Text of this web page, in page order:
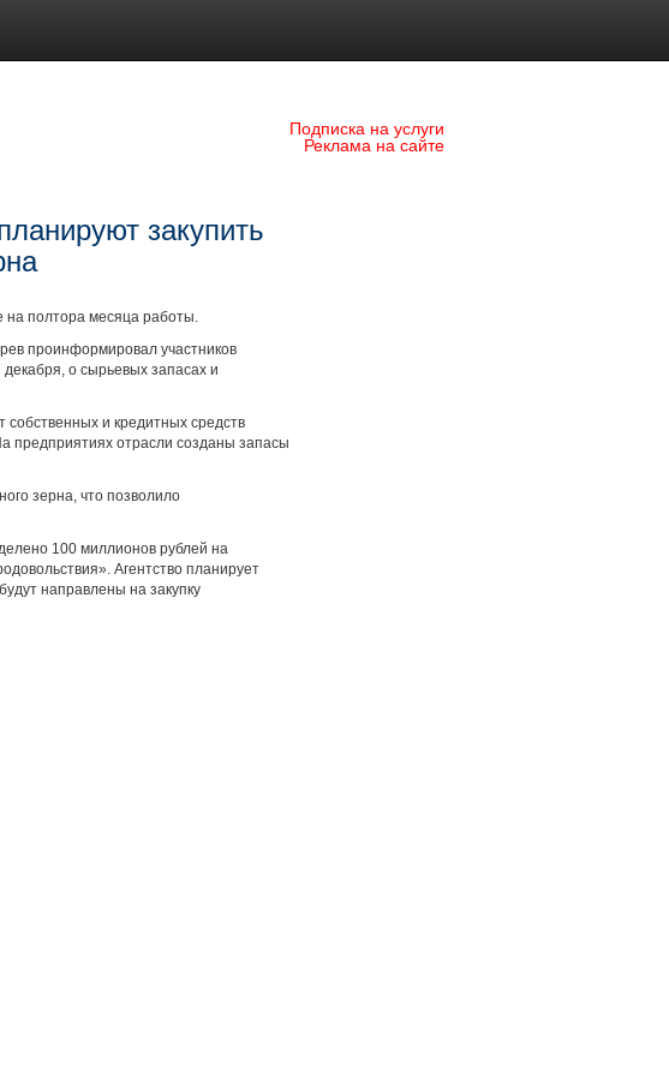
Подписка на услуги
Реклама на сайте
закупить
на полтора месяца работы.
проинформировал участников
декабря, о сырьевых запасах и
и кредитных средств
предприятиях отрасли созданы запасы
зерна, что позволило
100 миллионов рублей на
Агентство планирует
направлены на закупку